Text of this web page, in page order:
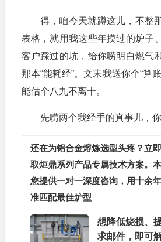
得，咱今天就蹲这儿，不整
表格，就用我这些年摸过的炉子
客户踩过的坑，给你唠明白燃气
那本“能耗经”。文末我送你个“算
能估个八九不离十。
先唠两个我经手的真事儿，
还在为铝合金熔炼选型头疼？立
取炬鼎系列产品专属技术方案。
您提供一对一深度咨询，用十余
准匹配最佳炉型
想降低烧损、
求邮件，即可